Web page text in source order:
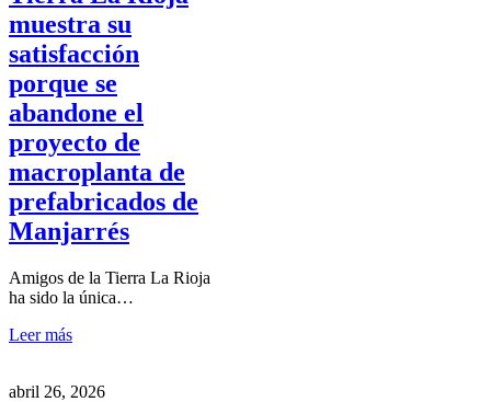
muestra su
satisfacción
porque se
abandone el
proyecto de
macroplanta de
prefabricados de
Manjarrés
Amigos de la Tierra La Rioja
ha sido la única…
Leer más
abril 26, 2026